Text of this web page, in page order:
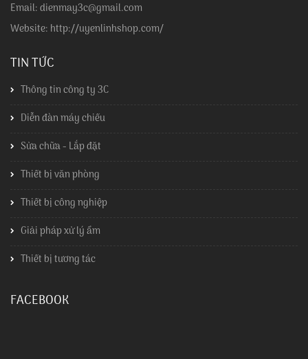
Email: dienmay3c@gmail.com
Website: http://uyenlinhshop.com/
TIN TỨC
Thông tin công ty 3C
Diễn đàn máy chiếu
Sửa chữa - Lắp đặt
Thiết bị văn phòng
Thiết bị công nghiệp
Giải pháp xử lý ẩm
Thiết bị tương tác
FACEBOOK